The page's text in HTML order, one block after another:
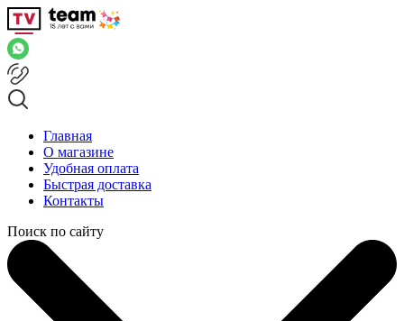
Главная
О магазине
Удобная оплата
Быстрая доставка
Контакты
Поиск по сайту